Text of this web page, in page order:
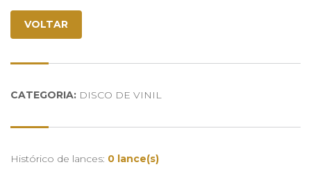
VOLTAR
CATEGORIA: DISCO DE VINIL
Histórico de lances: 0 lance(s)